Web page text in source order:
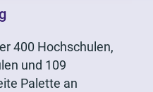
400 Hochschulen,
und 109
Palette an